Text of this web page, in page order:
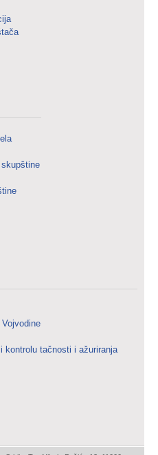
kontrolu tačnosti i ažuriranja